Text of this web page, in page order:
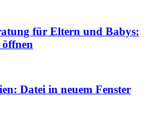
für Eltern und Babys:
öffnen
: Datei in neuem Fenster